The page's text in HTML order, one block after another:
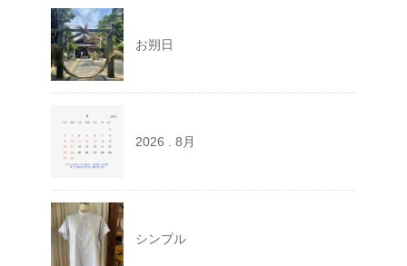
お朔日
2026 . 8月
シンプル